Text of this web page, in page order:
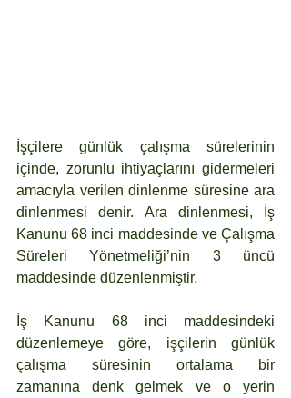
İşçilere günlük çalışma sürelerinin
içinde, zorunlu ihtiyaçlarını gidermeleri
amacıyla verilen dinlenme süresine ara
dinlenmesi denir. Ara dinlenmesi, İş
Kanunu 68 inci maddesinde ve Çalışma
Süreleri Yönetmeliği’nin 3 üncü
maddesinde düzenlenmiştir.
İş Kanunu 68 inci maddesindeki
düzenlemeye göre, işçilerin günlük
çalışma süresinin ortalama bir
zamanına denk gelmek ve o yerin